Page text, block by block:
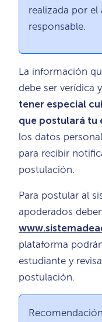
realizada por
responsable.
La información
debe ser verídica
tener especial
que postulará tu
los datos
para recibir
postulación.
Para postular al
apoderados
plataforma
estudiante y
postulación.